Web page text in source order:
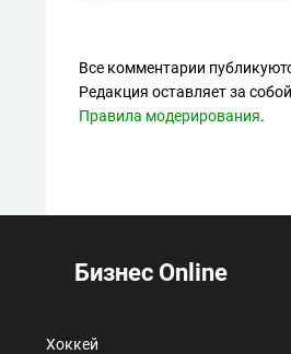
Все комментарии
Редакция оставляет за
Правила модерирования.
Бизнес Online
Хоккей